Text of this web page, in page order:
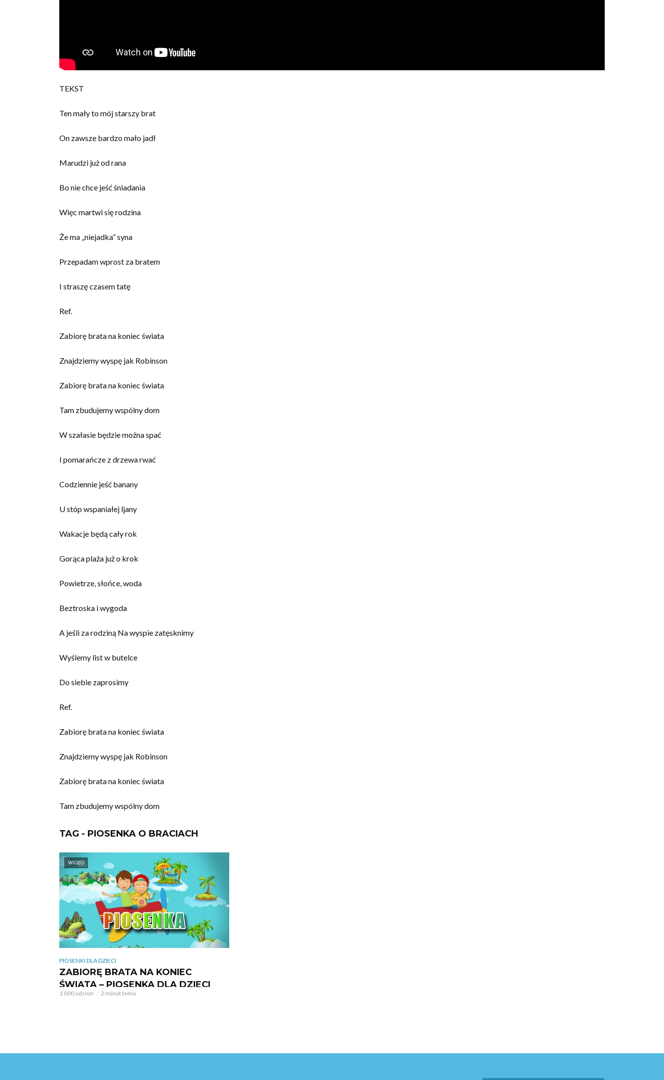
TEKST
Ten mały to mój starszy brat
On zawsze bardzo mało jadł
Marudzi już od rana
Bo nie chce jeść śniadania
Więc martwi się rodzina
Że ma „niejadka” syna
Przepadam wprost za bratem
I straszę czasem tatę
Ref.
Zabiorę brata na koniec świata
Znajdziemy wyspę jak Robinson
Zabiorę brata na koniec świata
Tam zbudujemy wspólny dom
W szałasie będzie można spać
I pomarańcze z drzewa rwać
Codziennie jeść banany
U stóp wspaniałej ljany
Wakacje będą cały rok
Gorąca plaża już o krok
Powietrze, słońce, woda
Beztroska i wygoda
A jeśli za rodziną Na wyspie zatęsknimy
Wyślemy list w butelce
Do siebie zaprosimy
Ref.
Zabiorę brata na koniec świata
Znajdziemy wyspę jak Robinson
Zabiorę brata na koniec świata
Tam zbudujemy wspólny dom
TAG - PIOSENKA O BRACIACH
WIDEO
PIOSENKI DLA DZIECI
ZABIORĘ BRATA NA KONIEC
ŚWIATA – PIOSENKA DLA DZIECI
1 000 odsłon 2 minut temu